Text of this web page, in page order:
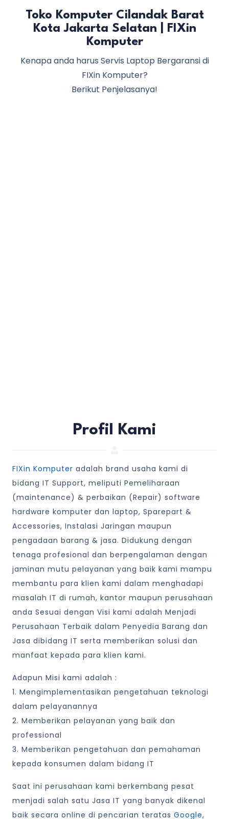
Toko Komputer Cilandak Barat
Kota Jakarta Selatan | FIXin
Komputer
Kenapa anda harus Servis Laptop Bergaransi di
FIXin Komputer?
Berikut Penjelasanya!
Profil Kami
FIXin Komputer adalah brand usaha kami di
bidang IT Support, meliputi Pemeliharaan
(maintenance) & perbaikan (Repair) software
hardware komputer dan laptop, Sparepart &
Accessories, Instalasi Jaringan maupun
pengadaan barang & jasa. Didukung dengan
tenaga profesional dan berpengalaman dengan
jaminan mutu pelayanan yang baik kami mampu
membantu para klien kami dalam menghadapi
masalah IT di rumah, kantor maupun perusahaan
anda Sesuai dengan Visi kami adalah Menjadi
Perusahaan Terbaik dalam Penyedia Barang dan
Jasa dibidang IT serta memberikan solusi dan
manfaat kepada para klien kami.
Adapun Misi kami adalah :
1. Mengimplementasikan pengetahuan teknologi
dalam pelayanannya
2. Memberikan pelayanan yang baik dan
professional
3. Memberikan pengetahuan dan pemahaman
kepada konsumen dalam bidang IT
Saat ini perusahaan kami berkembang pesat
menjadi salah satu Jasa IT yang banyak dikenal
baik secara online di pencarian teratas Google,